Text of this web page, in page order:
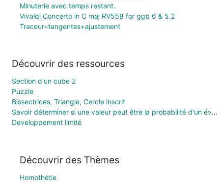
Minuterie avec temps restant.
Vivaldi Concerto in C maj RV558 for ggb 6 & 5.2
Traceur+tangentes+ajustement
Découvrir des ressources
Section d'un cube 2
Puzzle
Bissectrices, Triangle, Cercle inscrit
Savoir déterminer si une valeur peut être la probabilité d'un évènement
Developpement limité
Découvrir des Thèmes
Homothétie